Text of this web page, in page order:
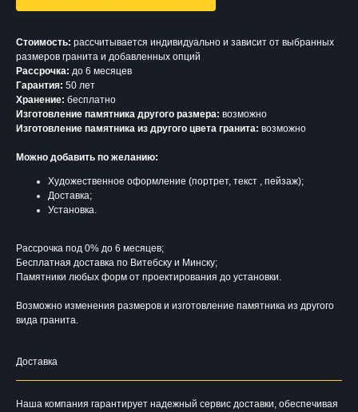
Стоимость: рассчитывается индивидуально и зависит от выбранных
размеров гранита и добавленных опций
Рассрочка: до 6 месяцев
Гарантия: 50 лет
Хранение: бесплатно
Изготовление памятника другого размера: возможно
Изготовление памятника из другого цвета гранита: возможно
Можно добавить по желанию:
Художественное оформление (портрет, текст , пейзаж);
Доставка;
Установка.
Рассрочка под 0% до 6 месяцев;
Бесплатная доставка по Витебску и Минску;
Памятники любых форм от проектирования до установки.
Возможно изменения размеров и изготовление памятника из другого
вида гранита.
Доставка
Наша компания гарантирует надежный сервис доставки, обеспечивая
Вторник - Суббота:
С 10.00 - 19.00
Понедельник: Выходной